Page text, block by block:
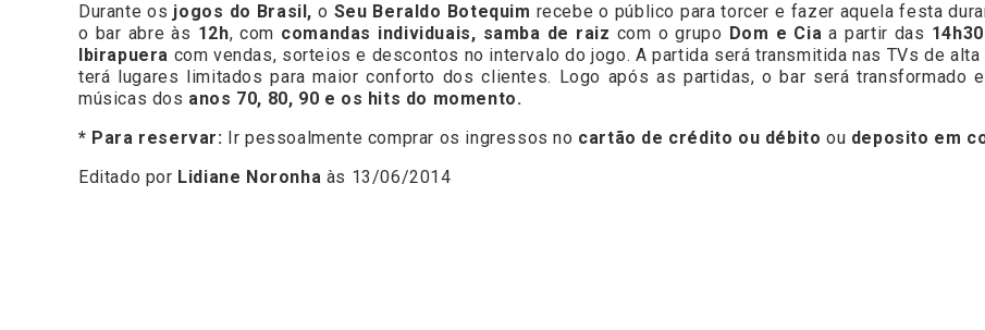
Durante os jogos do Brasil, o Seu Beraldo Botequim recebe o público para torcer e fazer aquela festa
o bar abre às 12h, com comandas individuais, samba de raiz com o grupo Dom e Ciaa partir das
Ibirapuera com vendas, sorteios e descontos no intervalo do jogo. A partida será transmitida nas TVs de
terá lugares limitados para maior conforto dos clientes. Logo após as partidas, o bar será transformado
músicas dos anos 70, 80, 90 e os hits do momento.
* Para reservar: Ir pessoalmente comprar os ingressos no cartão de crédito ou débitoou deposito em
Editado por Lidiane Noronha às 13/06/2014